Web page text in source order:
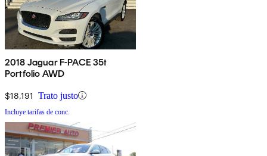
2018 Jaguar F-PACE 35t
Portfolio AWD
$18,191 Trato justo
Incluye tarifas de conc.